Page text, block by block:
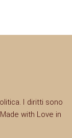
I diritti sono
with Love in